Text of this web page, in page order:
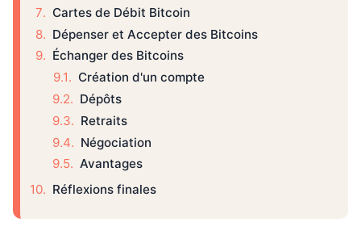
Cartes de Débit Bitcoin
Dépenser et Accepter des Bitcoins
Échanger des Bitcoins
Création d'un compte
Dépôts
Retraits
Négociation
Avantages
Réflexions finales